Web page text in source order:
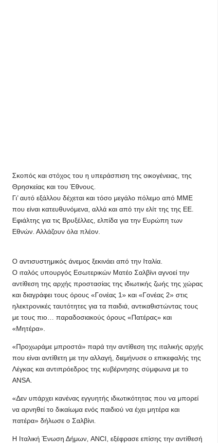
Σκοπός και στόχος του η υπεράσπιση της οικογένειας, της
Θρησκείας και του Έθνους.
Γι’ αυτό εξάλλου δέχεται και τόσο μεγάλο πόλεμο από ΜΜΕ
που είναι κατευθυνόμενα, αλλά και από την ελίτ της της ΕΕ.
Εφιάλτης για τις Βρυξέλλες, ελπίδα για την Ευρώπη των
Εθνών. Αλλάζουν όλα πλέον.
Ο αντισυστημικός άνεμος ξεκινάει από την Ιταλία.
Ο ιταλός υπουργός Εσωτερικών Ματέο Σαλβίνι αγνοεί την
αντίθεση της αρχής προστασίας της ιδιωτικής ζωής της χώρας
και διαγράφει τους όρους «Γονέας 1» και «Γονέας 2» στις
ηλεκτρονικές ταυτότητες για τα παιδιά, αντικαθιστώντας τους
με τους πιο… παραδοσιακούς όρους «Πατέρας» και
«Μητέρα».
«Προχωράμε μπροστά» παρά την αντίθεση της ιταλικής αρχής
που είναι αντίθετη με την αλλαγή, διεμήνυσε ο επικεφαλής της
Λέγκας και αντιπρόεδρος της κυβέρνησης σύμφωνα με το
ANSA.
«Δεν υπάρχει κανένας εγγυητής ιδιωτικότητας που να μπορεί
να αρνηθεί το δικαίωμα ενός παιδιού να έχει μητέρα και
πατέρα» δήλωσε ο Σαλβίνι.
Η Ιταλική Ένωση Δήμων, ANCI, εξέφρασε επίσης την αντίθεσή